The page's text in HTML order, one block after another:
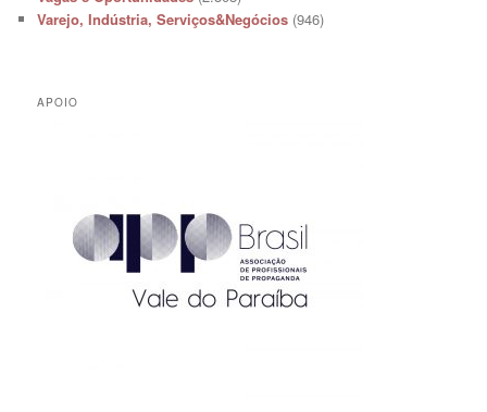
Varejo, Indústria, Serviços&Negócios (946)
APOIO